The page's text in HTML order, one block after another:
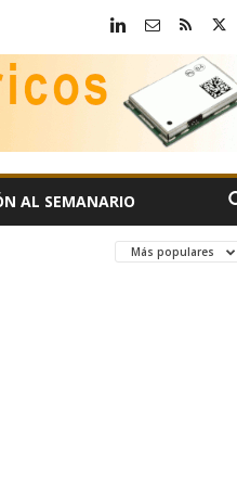
AL SEMANARIO
Más populares